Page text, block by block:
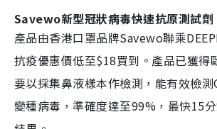
Savewo新型冠狀病毒快速抗原測試劑
產品由香港口罩品牌Savewo聯乘
抗疫優惠價低至$18買到。產品已獲得
要以採集鼻液樣本作檢測，能有效檢
變種病毒，準確度達至99%，最快15